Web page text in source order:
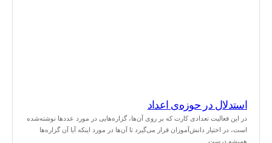
استدلال در حوزه‌ی اعداد
در این فعالیت تعدادی کارت که بر روی آن‌ها، گزاره‌هایی در مورد عددها نوشته‌شده
است، در اختیار دانش‌آموزان قرار می‌گیرد تا آن‌ها در مورد اینکه آیا آن گزاره‌ها
همیشه درست…